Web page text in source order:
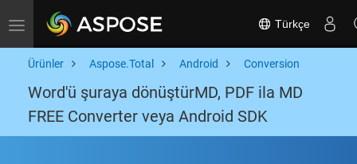
Toggle navigation Türkçe
Ürünler Aspose.Total Android Conversion
Word'ü şuraya dönüştürMD, PDF ila MD
FREE Converter veya Android SDK